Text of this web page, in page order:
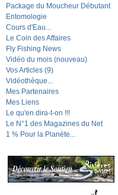
Package du Moucheur Débutant
Entomologie
Cours d'Eau...
Le Coin des Affaires
Fly Fishing News
Vidéo du mois (nouveau)
Vos Articles (9)
Vidéothèque...
Mes Partenaires
Mes Liens
Le qu'en dira-t-on !!!
Le N°1 des Magazines du Net
1 % Pour la Planète...